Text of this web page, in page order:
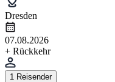
Dresden
07.08.2026
+ Rückkehr
1 Reisender